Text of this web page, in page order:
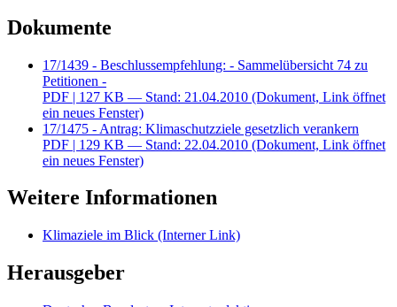
Dokumente
17/1439 - Beschlussempfehlung: - Sammelübersicht 74 zu
Petitionen -
PDF | 127 KB — Stand: 21.04.2010 (Dokument, Link öffnet
ein neues Fenster)
17/1475 - Antrag: Klimaschutzziele gesetzlich verankern
PDF | 129 KB — Stand: 22.04.2010 (Dokument, Link öffnet
ein neues Fenster)
Weitere Informationen
Klimaziele im Blick (Interner Link)
Herausgeber